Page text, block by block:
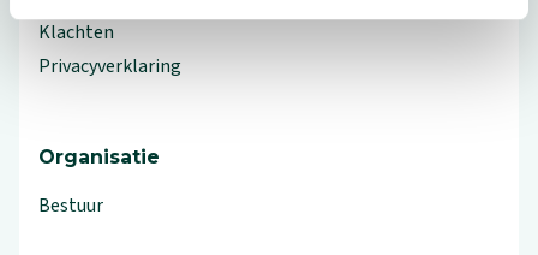
Klachten
Privacyverklaring
Organisatie
Bestuur